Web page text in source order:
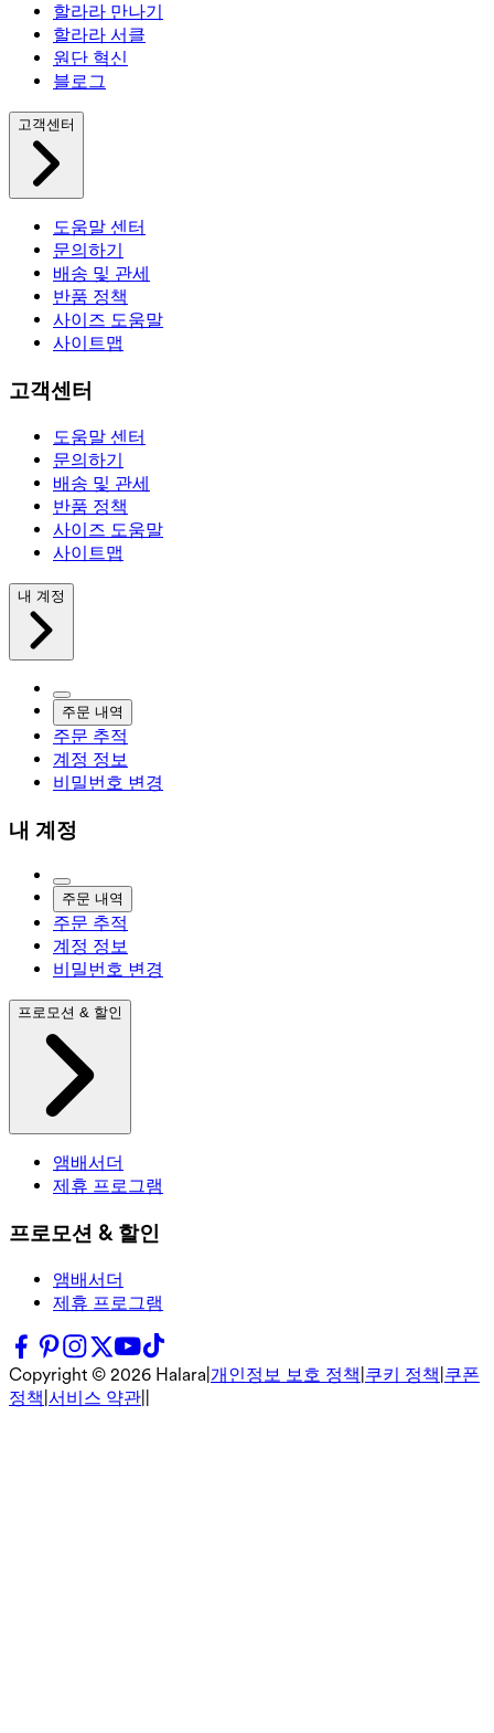
할라라 만나기
할라라 서클
원단 혁신
블로그
고객센터
도움말 센터
문의하기
배송 및 관세
반품 정책
사이즈 도움말
사이트맵
고객센터
도움말 센터
문의하기
배송 및 관세
반품 정책
사이즈 도움말
사이트맵
내 계정
주문 내역
주문 추적
계정 정보
비밀번호 변경
내 계정
주문 내역
주문 추적
계정 정보
비밀번호 변경
프로모션 & 할인
앰배서더
제휴 프로그램
프로모션 & 할인
앰배서더
제휴 프로그램
Copyright © 2026 Halara 개인정보 보호 정책 쿠키 정책 쿠폰
정책 서비스 약관